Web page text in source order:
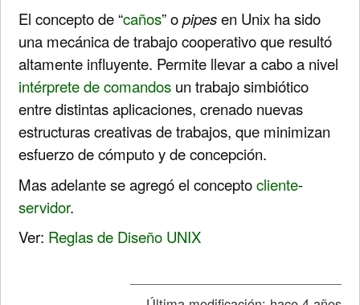
El concepto de “caños” opipesen Unix ha sido
una mecánica de trabajo cooperativo que resultó
altamente influyente. Permite llevar a cabo a nivel
intérprete de comandos un trabajo simbiótico
entre distintas aplicaciones, crenado nuevas
estructuras creativas de trabajos, que minimizan
esfuerzo de cómputo y de concepción.
Mas adelante se agregó el conceptocliente-
servidor.
Ver: Reglas de Diseño UNIX